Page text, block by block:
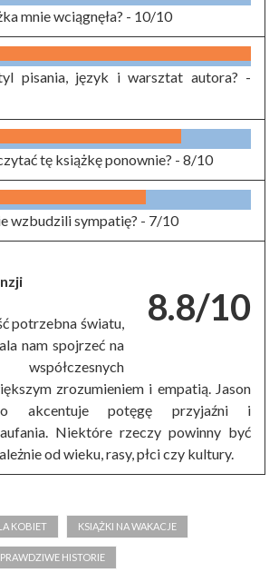
mnie wciągnęła? - 10/10
pisania, język i warsztat autora? -
tę książkę ponownie? - 8/10
wzbudzili sympatię? - 7/10
8.8/10
potrzebna światu,
nam spojrzeć na
zrozumieniem i empatią. Jason
akcentuje potęgę przyjaźni i
Niektóre rzeczy powinny być
od wieku, rasy, płci czy kultury.
KOBIET KSIĄŻKI NA WAKACJE
HISTORIE